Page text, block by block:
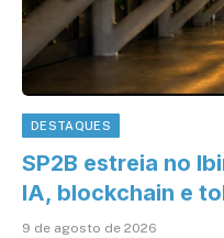
DESTAQUES
SP2B estreia no
IA, blockchain e
9 de agosto de 2026